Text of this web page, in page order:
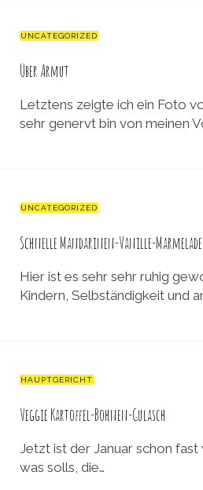
UNCATEGORIZED
Über Armut
Letztens zeigte ich ein Foto
sehr genervt bin von meinen
UNCATEGORIZED
Schnelle Mandarinen-Vanille-Marmelade
Hier ist es sehr sehr ruhig
Kindern, Selbständigkeit und
HAUPTGERICHT
Veggie Kartoffel-Bohnen-Gulasch
Jetzt ist der Januar schon
was solls, die…